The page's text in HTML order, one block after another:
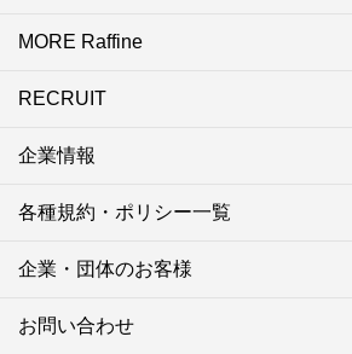
ブランド一覧
ラフィネ
グランラフィネ
バダンバルー
ラフィネプリュス
プチラフィネ
整体ナチュラルボディ
トータルセラピー
フットデザイン
REFLE（リフレ）
Raffine TOKYO
ラフィネ ランニングスタイル
MORE Raffine
MORE Raffine
ラフィネのこだわり
ラフィネのひみつ
お得で便利なサービス
ラフィネギフト
ラフィネグループアスリート
RECRUIT
セラピスト採用
新卒採用
研修サイト
NOWON!!
企業情報
各種規約・ポリシー一覧
企業・団体のお客様
お問い合わせ